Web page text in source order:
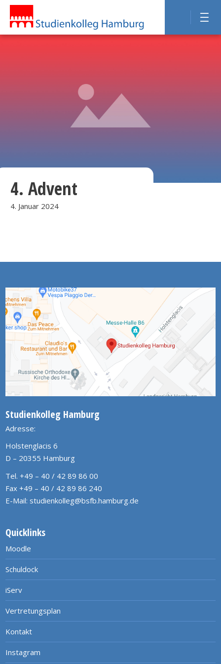
4. Advent
4. Januar 2024
Studienkolleg Hamburg
Adresse:
Holstenglacis 6
D – 20355 Hamburg
Tel. +49 – 40 / 42 89 86 00
Fax +49 – 40 / 42 89 86 240
E-Mail: studienkolleg@bsfb.hamburg.de
Quicklinks
Moodle
Schuldock
iServ
Vertretungsplan
Kontakt
Instagram